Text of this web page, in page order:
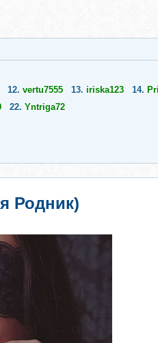
12. vertu7555 13. iriska123 14.
22. Yntriga72
Родник)